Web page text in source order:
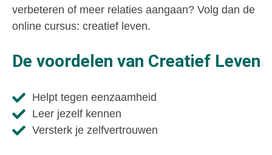
verbeteren of meer relaties aangaan? Volg dan de
online cursus: creatief leven.
De voordelen van Creatief Leven
Helpt tegen eenzaamheid
Leer jezelf kennen
Versterk je zelfvertrouwen